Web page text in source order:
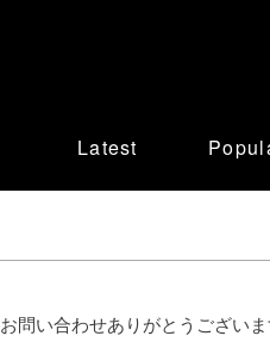
Latest
お問い合わせありがとうございま